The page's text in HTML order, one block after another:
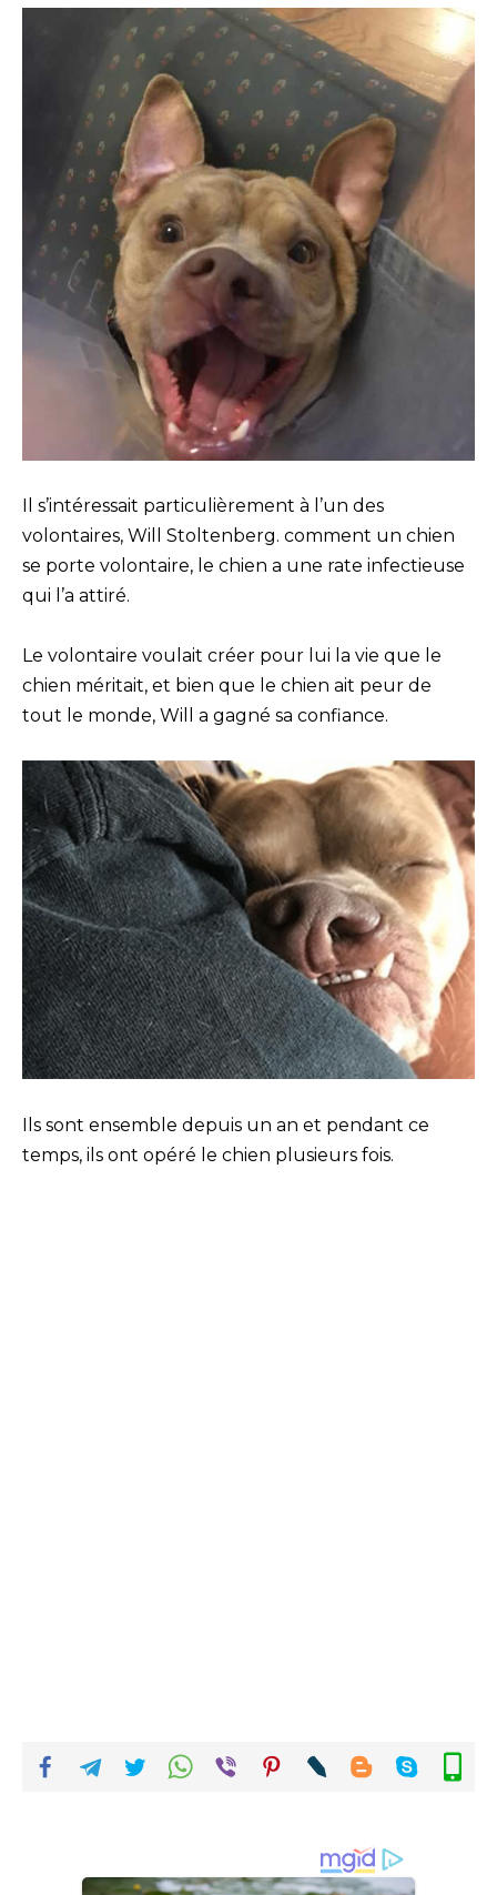
Il s’intéressait particulièrement à l’un des
volontaires, Will Stoltenberg. comment un chien
se porte volontaire, le chien a une rate infectieuse
qui l’a attiré.
Le volontaire voulait créer pour lui la vie que le
chien méritait, et bien que le chien ait peur de
tout le monde, Will a gagné sa confiance.
Ils sont ensemble depuis un an et pendant ce
temps, ils ont opéré le chien plusieurs fois.